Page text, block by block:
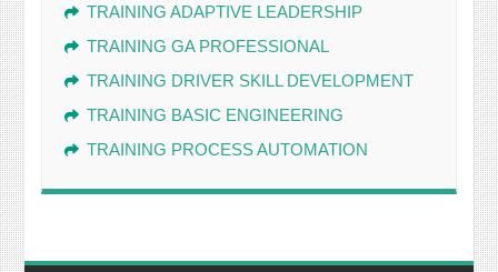
TRAINING ADAPTIVE LEADERSHIP
TRAINING GA PROFESSIONAL
TRAINING DRIVER SKILL DEVELOPMENT
TRAINING BASIC ENGINEERING
TRAINING PROCESS AUTOMATION